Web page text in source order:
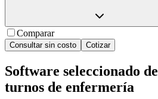
Comparar
Consultar sin costo Cotizar
Software seleccionado de
turnos de enfermería